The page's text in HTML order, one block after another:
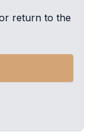
return to the